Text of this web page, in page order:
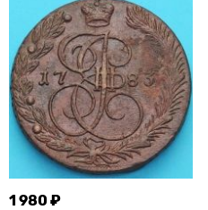
1 980 ₽